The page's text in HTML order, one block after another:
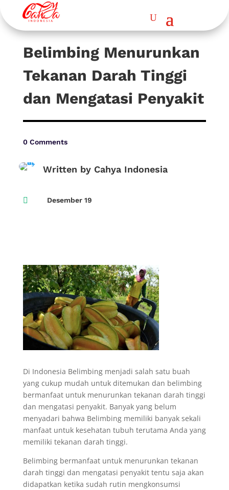
Belimbing Menurunkan
Tekanan Darah Tinggi
dan Mengatasi Penyakit
0 Comments
Written by Cahya Indonesia
 Desember 19
Di Indonesia Belimbing menjadi salah satu buah
yang cukup mudah untuk ditemukan dan belimbing
bermanfaat untuk menurunkan tekanan darah tinggi
dan mengatasi penyakit. Banyak yang belum
menyadari bahwa Belimbing memiliki banyak sekali
manfaat untuk kesehatan tubuh terutama Anda yang
memiliki tekanan darah tinggi.
Belimbing bermanfaat untuk menurunkan tekanan
darah tinggi dan mengatasi penyakit tentu saja akan
didapatkan ketika sudah rutin mengkonsumsi